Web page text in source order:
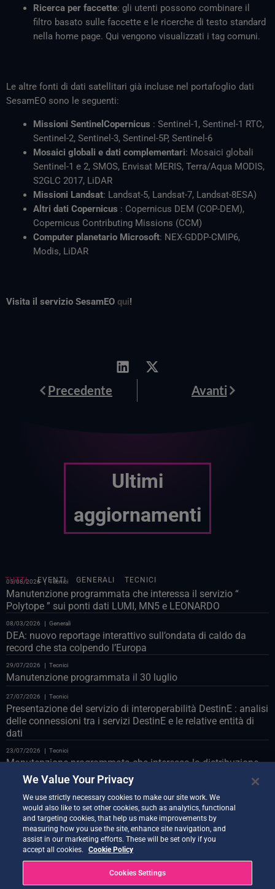
Ricerca per faccette: gli utenti possono combinare il
filtro basato sulle faccette e le ricerche di testo standard
nella home page. Qui vengono visualizzati i tag comuni.
Le altre fonti di dati satellitari già incluse nel portafoglio dati
SesamEO sono le seguenti:
Missioni SentinelCopernicus : Sentinel-1, Sentinel-1 RTC,
Sentinel-2, Sentinel-3, Sentinel-5P, Sentinel-6
Mosaici globali e dati complementari: Mosaici globali
Sentinel-1 e 2, SMOS, Envisat MERIS, Terra/Aqua MODIS,
S2GLC 2017, LiDAR
Missioni Landsat: Landsat-5, Landsat-7, Landsat-8ESA)
Altri dati Copernicus : Copernicus DEM (COP-DEM),
Copernicus Contributing Missions (CCM)
Computer planetario Microsoft: NEX-GDDP-CMIP6,
Modis, LiDAR
Visita il servizio SesamEO qui!
PrevPrecedente AvantiAvanti
Ultimi
aggiornamenti
EVENTI GENERALI TECNICI
TUTTI
05/08/2026 Tecnici
Manutenzione programmata che interessa il servizio “
Polytope ” sui ponti dati LUMI, MN5 e LEONARDO
08/03/2026 Generali
DEA: nuovo reportage interattivo sull’ondata di caldo da
record che sta colpendo l’Europa
29/07/2026 Tecnici
Manutenzione programmata il 30 luglio
27/07/2026 Tecnici
Presentazione del servizio di interoperabilità DestinE : analisi
delle connessioni tra i servizi DestinE e le relative entità di
dati
23/07/2026 Tecnici
Manutenzione programmata che interessa la distribuzione
Polytope sul databridge LUMI
Tecnici
Manutenzione programmata del portale web il 24 luglio
Tecnici
Vi presentiamo il Co-Design Assistant Demonstrator
21/07/2026
Nuova versione di Quantum Service ora disponibile
20/07/2026 Tecnici
We Value Your Privacy
We use strictly necessary cookies to make our site work. We
would also like to set other cookies, such as analytics, functional
and targeting cookies, that help us make improvements by
measuring how you use the site, enhance site navigation, and
assist in our marketing efforts. These will be set only if you
accept all cookies.
Cookie Policy
Cookies Settings